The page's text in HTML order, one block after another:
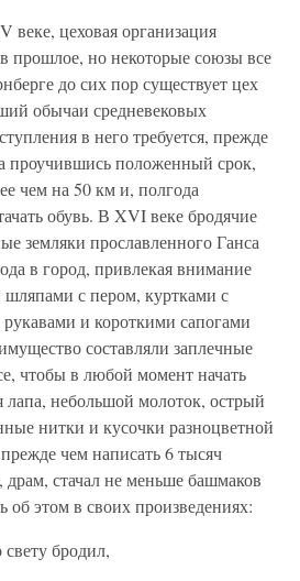
веке, цеховая организация
прошлое, но некоторые союзы все
до сих пор существует цех
обычаи средневековых
в него требуется, прежде
проучившись положенный срок,
чем на 50 км и, полгода
обувь. В XVI веке бродячие
земляки прославленного Ганса
в город, привлекая внимание
с пером, куртками с
и короткими сапогами
составляли заплечные
чтобы в любой момент начать
лапа, небольшой молоток, острый
нитки и кусочки разноцветной
чем написать 6 тысяч
драм, стачал не меньше башмаков
об этом в своих произведениях:
бродил,